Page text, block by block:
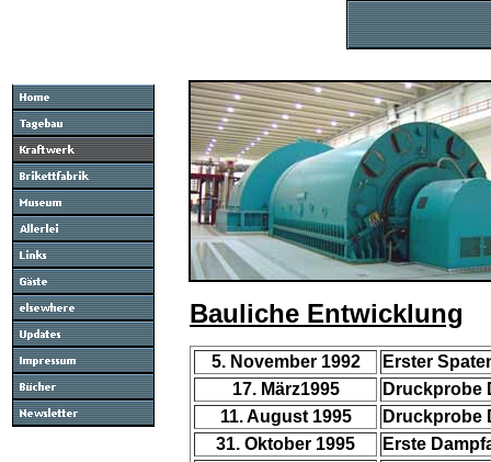
Bauliche Entwicklung
5. November 1992
Erster
17. März1995
Druckprobe
11. August 1995
Druckprobe
31. Oktober 1995
Erste